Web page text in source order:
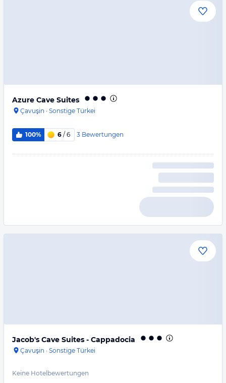
Azure Cave Suites
Çavuşin · Sonstige Türkei
100% 6 / 6 3 Bewertungen
Jacob's Cave Suites - Cappadocia
Çavuşin · Sonstige Türkei
Keine Hotelbewertungen